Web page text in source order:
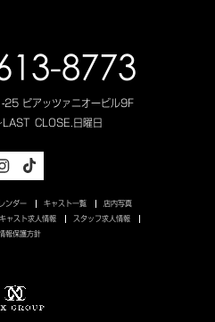
8773
25 ピアッツァニオービル9F
CLOSE. 日曜日
ンダー キャスト一覧 店内写真
キャスト求人情報 スタッフ求人情報
報保護方針